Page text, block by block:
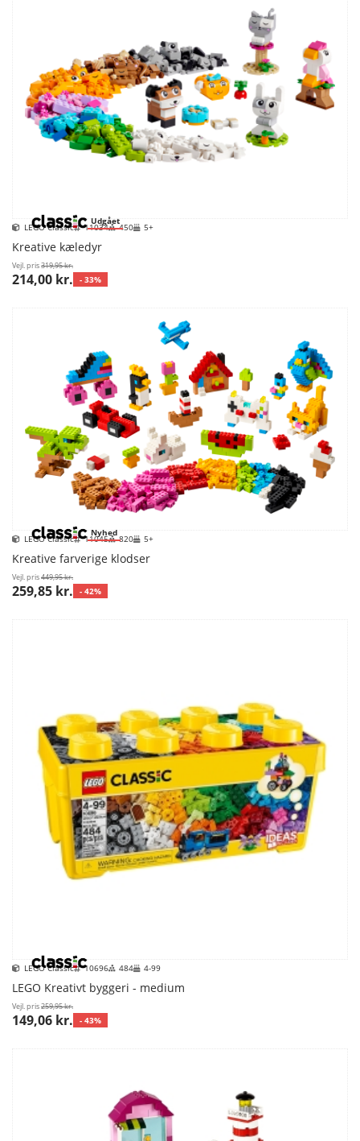
Udgået
LEGO Classic 11034 450 5+
Kreative kæledyr
Vejl. pris319,95 kr.
214,00 kr. - 33%
Nyhed
LEGO Classic 11045 820 5+
Kreative farverige klodser
Vejl. pris449,95 kr.
259,85 kr. - 42%
LEGO Classic 10696 484 4-99
LEGO Kreativt byggeri - medium
Vejl. pris259,95 kr.
149,06 kr. - 43%